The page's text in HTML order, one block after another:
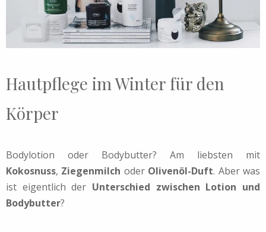
Hautpflege im Winter für den
Körper
Bodylotion oder Bodybutter? Am liebsten mit
Kokosnuss, Ziegenmilch oder Olivenöl-Duft. Aber was
ist eigentlich der Unterschied zwischen Lotion und
Bodybutter?